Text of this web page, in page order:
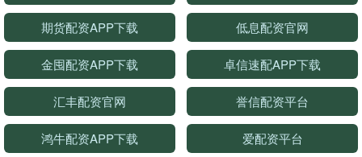
期货配资APP下载 低息配资官网
金囤配资APP下载 卓信速配APP下载
汇丰配资官网 誉信配资平台
鸿牛配资APP下载 爱配资平台